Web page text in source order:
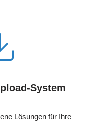
System
Lösungen für Ihre